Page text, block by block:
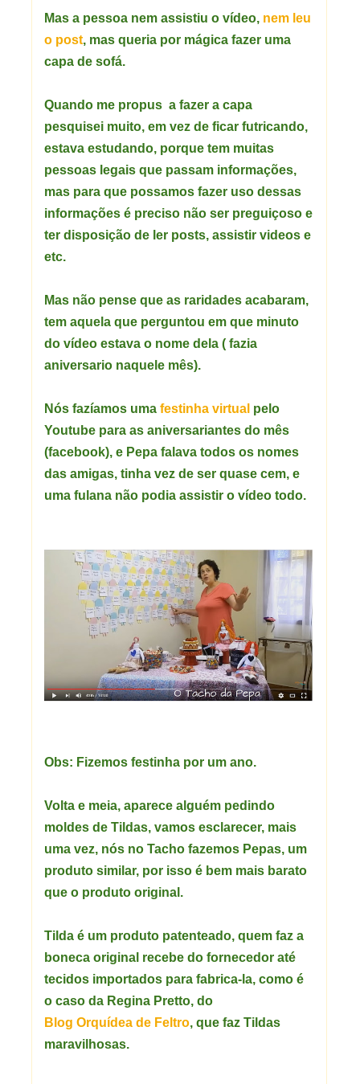
Mas a pessoa nem assistiu o vídeo, nem leu
o post, mas queria por mágica fazer uma
capa de sofá.
Quando me propus a fazer a capa
pesquisei muito, em vez de ficar futricando,
estava estudando, porque tem muitas
pessoas legais que passam informações,
mas para que possamos fazer uso dessas
informações é preciso não ser preguiçoso e
ter disposição de ler posts, assistir videos e
etc.
Mas não pense que as raridades acabaram,
tem aquela que perguntou em que minuto
do vídeo estava o nome dela ( fazia
aniversario naquele mês).
Nós fazíamos uma festinha virtual pelo
Youtube para as aniversariantes do mês
(facebook), e Pepa falava todos os nomes
das amigas, tinha vez de ser quase cem, e
uma fulana não podia assistir o vídeo todo.
Obs: Fizemos festinha por um ano.
Volta e meia, aparece alguém pedindo
moldes de Tildas, vamos esclarecer, mais
uma vez, nós no Tacho fazemos Pepas, um
produto similar, por isso é bem mais barato
que o produto original.
Tilda é um produto patenteado, quem faz a
boneca original recebe do fornecedor até
tecidos importados para fabrica-la, como é
o caso da Regina Pretto, do
Blog Orquídea de Feltro, que faz Tildas
maravilhosas.